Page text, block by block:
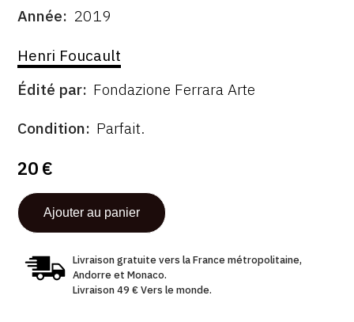
CGV
FACEBOOK
PINTEREST
DATE
Année 2019
DESCRITPTION
Henri Foucault
ÉDITÉ
Édité par Fondazione Ferrara Arte
FORMAT
ÉTAT
Condition Parfait.
20 €
Livraison gratuite vers la France métropolitaine,
Andorre et Monaco.
Livraison 49 € Vers le monde.